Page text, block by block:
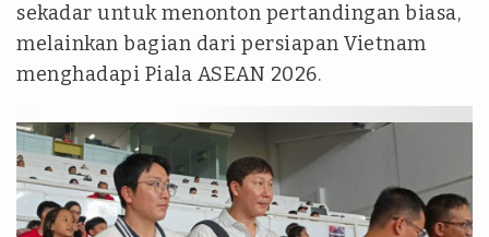
sekadar untuk menonton pertandingan biasa,
melainkan bagian dari persiapan Vietnam
menghadapi Piala ASEAN 2026.